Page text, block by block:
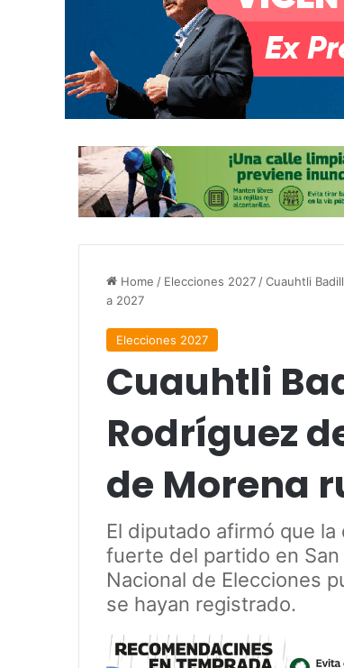
Home / Elecciones 2027 /Cuauhtli
a 2027
Elecciones 2027
Cuauhtli
Rodríguez
de Morena
El diputado afirmó que
fuerte del partido en
Nacional de Elecciones
se hayan registrado.